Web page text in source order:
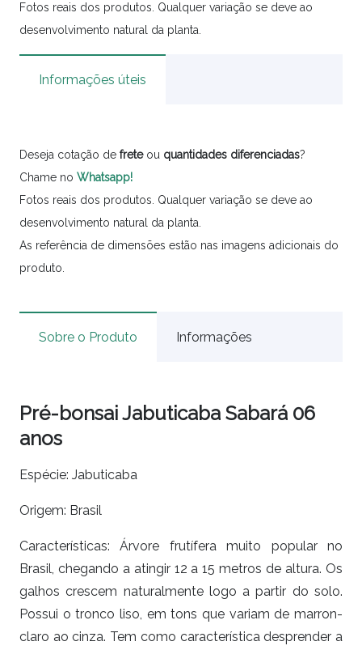
Fotos reais dos produtos. Qualquer variação se deve ao
desenvolvimento natural da planta.
Informações úteis
Deseja cotação de freteou quantidades diferenciadas?
Chame no Whatsapp!
Fotos reais dos produtos. Qualquer variação se deve ao
desenvolvimento natural da planta.
As referência de dimensões estão nas imagens adicionais do
produto.
Sobre o Produto Informações
Pré-bonsai Jabuticaba Sabará 06
anos
Espécie: Jabuticaba
Origem: Brasil
Características: Árvore frutífera muito popular no
Brasil, chegando a atingir 12 a 15 metros de altura. Os
galhos crescem naturalmente logo a partir do solo.
Possui o tronco liso, em tons que variam de marron-
claro ao cinza. Tem como característica desprender a